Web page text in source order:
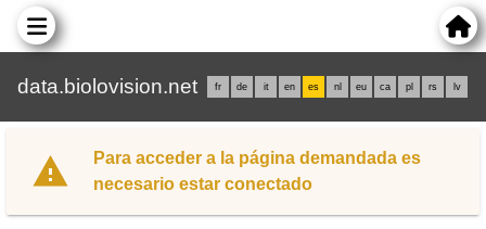
data.biolovision.net fr de it en es nl eu ca pl rs lv
Para acceder a la página demandada es
necesario estar conectado